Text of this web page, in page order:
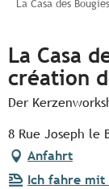
La Casa des
La Casa
création
Der
8 Rue Joseph le
Anfahrt
Ich fahre mit